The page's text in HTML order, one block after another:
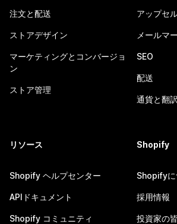
注文と配送
ストアデザイン
マーケティングとコンバージョ
ン
ストア管理
アップセ
メールマ
SEO
配送
通貨と翻訳
リソース
Shopify ヘルプセンター
APIドキュメント
Shopify コミュニティ
Shopify
Shopifyに
採用情報
投資家の